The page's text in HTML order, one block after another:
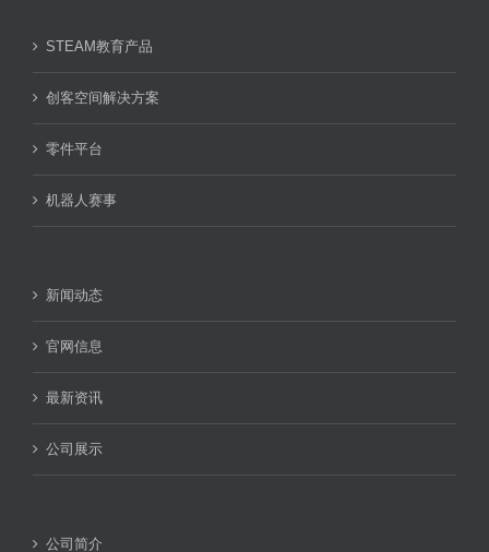
STEAM教育产品
创客空间解决方案
零件平台
机器人赛事
新闻动态
官网信息
最新资讯
公司展示
公司简介